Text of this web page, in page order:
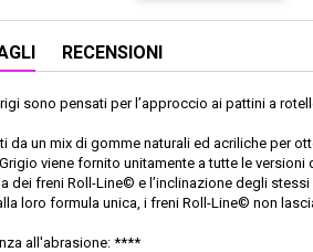
RECENSIONI
sono pensati per l’approccio ai pattini a
da un mix di gomme naturali ed acriliche per
viene fornito unitamente a tutte le versioni
dei freni Roll-Line© e l’inclinazione degli
loro formula unica, i freni Roll-Line© non
all'abrasione: ****